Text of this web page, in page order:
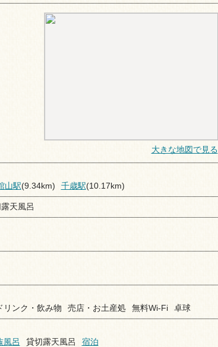
大きな地図で見る
山駅(9.34km) 千歳駅(10.17km)
天風呂
リンク・飲み物 売店・お土産処 無料Wi-Fi 卓球
風呂 貸切露天風呂 宿泊